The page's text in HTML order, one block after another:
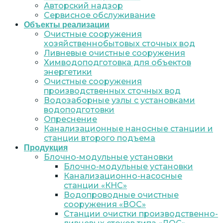
Авторский надзор
Сервисное обслуживание
Объекты реализации
Очистные сооружения
хозяйственнобытовых сточных вод
Ливневые очистные сооружения
Химводоподготовка для объектов
энергетики
Очистные сооружения
производственных сточных вод
Водозаборные узлы с установками
водоподготовки
Опреснение
Канализационные наносные станции и
станции второго подъема
Продукция
Блочно-модульные установки
Блочно-модульные установки
Канализационно-насосные
станции «КНС»
Водопроводные очистные
сооружения «ВОС»
Станции очистки производственно-